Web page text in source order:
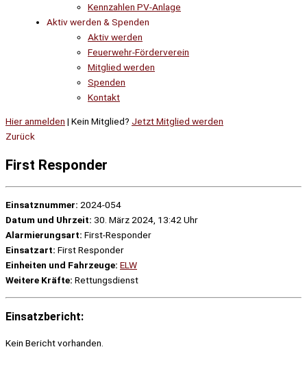
Kennzahlen PV-Anlage
Aktiv werden & Spenden
Aktiv werden
Feuerwehr-Förderverein
Mitglied werden
Spenden
Kontakt
Hier anmelden | Kein Mitglied? Jetzt Mitglied werden
Zurück
First Responder
Einsatznummer: 2024-054
Datum und Uhrzeit: 30. März 2024, 13:42 Uhr
Alarmierungsart: First-Responder
Einsatzart: First Responder
Einheiten und Fahrzeuge: ELW
Weitere Kräfte: Rettungsdienst
Einsatzbericht:
Kein Bericht vorhanden.